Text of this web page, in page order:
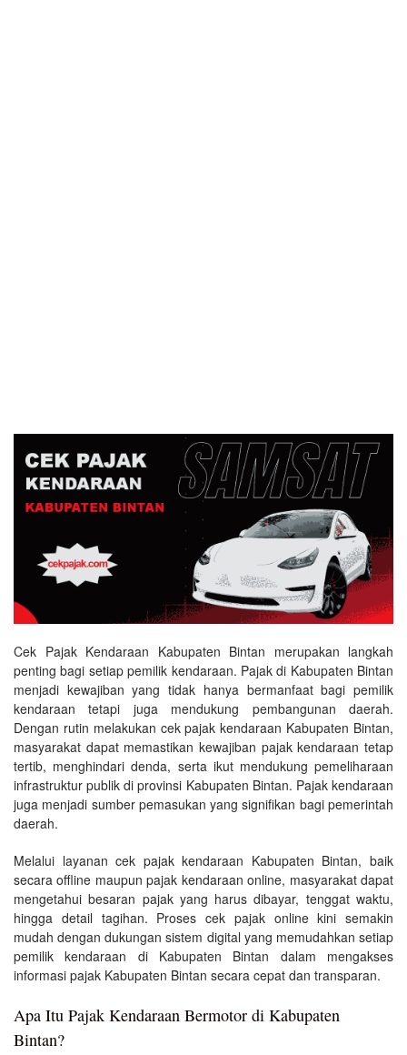
Cek Pajak Kendaraan Kabupaten Bintan merupakan langkah
penting bagi setiap pemilik kendaraan. Pajak di Kabupaten Bintan
menjadi kewajiban yang tidak hanya bermanfaat bagi pemilik
kendaraan tetapi juga mendukung pembangunan daerah.
Dengan rutin melakukan cek pajak kendaraan Kabupaten Bintan,
masyarakat dapat memastikan kewajiban pajak kendaraan tetap
tertib, menghindari denda, serta ikut mendukung pemeliharaan
infrastruktur publik di provinsi Kabupaten Bintan. Pajak kendaraan
juga menjadi sumber pemasukan yang signifikan bagi pemerintah
daerah.
Melalui layanan cek pajak kendaraan Kabupaten Bintan, baik
secara offline maupun pajak kendaraan online, masyarakat dapat
mengetahui besaran pajak yang harus dibayar, tenggat waktu,
hingga detail tagihan. Proses cek pajak online kini semakin
mudah dengan dukungan sistem digital yang memudahkan setiap
pemilik kendaraan di Kabupaten Bintan dalam mengakses
informasi pajak Kabupaten Bintan secara cepat dan transparan.
Apa Itu Pajak Kendaraan Bermotor di Kabupaten
Bintan?